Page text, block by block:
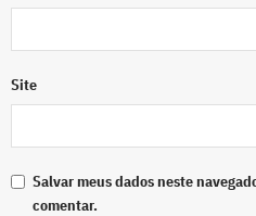
Site
Salvar meus dados neste
comentar.